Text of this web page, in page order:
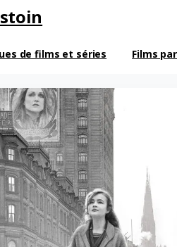
de films et séries Films